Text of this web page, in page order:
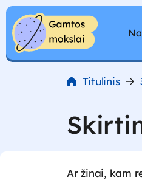
Pereiti prie turinio
Pereiti prie
Titulinis
Ar žinai, kam